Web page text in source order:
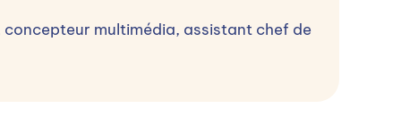
multimédia, assistant chef de
à la recherche d'entreprise